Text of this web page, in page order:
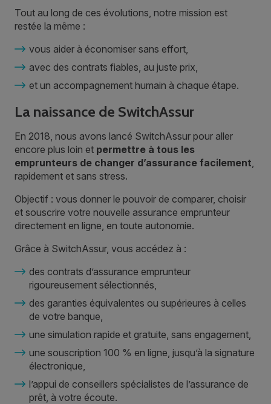
Tout au long de ces évolutions, notre mission est
restée la même :
vous aider à économiser sans effort,
avec des contrats fiables, au juste prix,
et un accompagnement humain à chaque étape.
La naissance de SwitchAssur
En 2018, nous avons lancé SwitchAssur pour aller
encore plus loin et permettre à tous les
emprunteurs de changer d’assurance facilement,
rapidement et sans stress.
Objectif : vous donner le pouvoir de comparer, choisir
et souscrire votre nouvelle assurance emprunteur
directement en ligne, en toute autonomie.
Grâce à SwitchAssur, vous accédez à :
des contrats d’assurance emprunteur
rigoureusement sélectionnés,
des garanties équivalentes ou supérieures à celles
de votre banque,
une simulation rapide et gratuite, sans engagement,
une souscription 100 % en ligne, jusqu’à la signature
électronique,
l’appui de conseillers spécialistes de l’assurance de
prêt, à votre écoute.